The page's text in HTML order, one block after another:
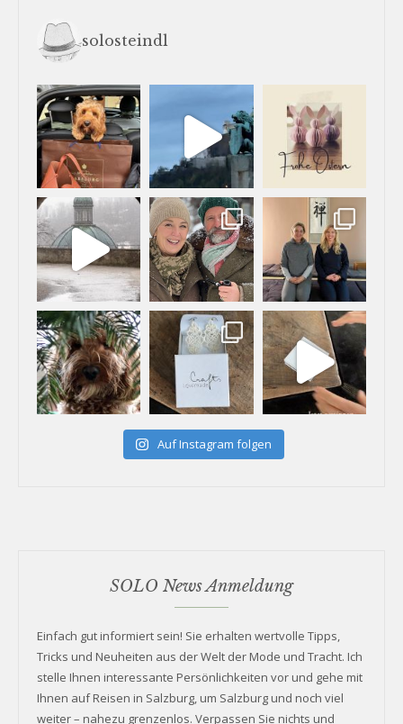
solosteindl
Auf Instagram folgen
SOLO News Anmeldung
Einfach gut informiert sein! Sie erhalten wertvolle Tipps,
Tricks und Neuheiten aus der Welt der Mode und Tracht. Ich
stelle Ihnen interessante Persönlichkeiten vor und gehe mit
Ihnen auf Reisen in Salzburg, um Salzburg und noch viel
weiter – nahezu grenzenlos. Verpassen Sie nichts und